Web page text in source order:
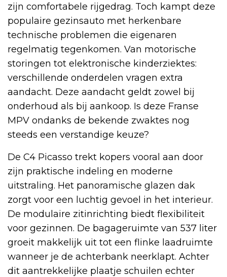
zijn comfortabele rijgedrag. Toch kampt deze
populaire gezinsauto met herkenbare
technische problemen die eigenaren
regelmatig tegenkomen. Van motorische
storingen tot elektronische kinderziektes:
verschillende onderdelen vragen extra
aandacht. Deze aandacht geldt zowel bij
onderhoud als bij aankoop. Is deze Franse
MPV ondanks de bekende zwaktes nog
steeds een verstandige keuze?
De C4 Picasso trekt kopers vooral aan door
zijn praktische indeling en moderne
uitstraling. Het panoramische glazen dak
zorgt voor een luchtig gevoel in het interieur.
De modulaire zitinrichting biedt flexibiliteit
voor gezinnen. De bagageruimte van 537 liter
groeit makkelijk uit tot een flinke laadruimte
wanneer je de achterbank neerklapt. Achter
dit aantrekkelijke plaatje schuilen echter